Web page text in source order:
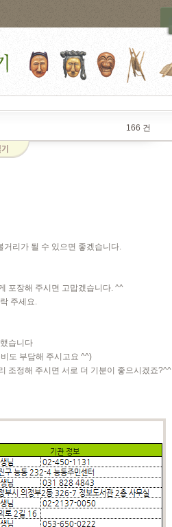
166 건
거리가 될 수 있으면 좋겠습니다.
포장해 주시면 고맙겠습니다. ^^
주세요.
습니다
도 부담해 주시고요 ^^)
조정해 주시면 서로 더 기분이 좋으시겠죠?^^